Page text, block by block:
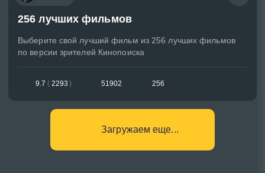
256 лучших фильмов
Выберите свой лучший фильм из 256 лучших фильмов
по версии зрителей Кинопоиска
9.7 ( 2293 ) 51902 256
Загружаем еще...